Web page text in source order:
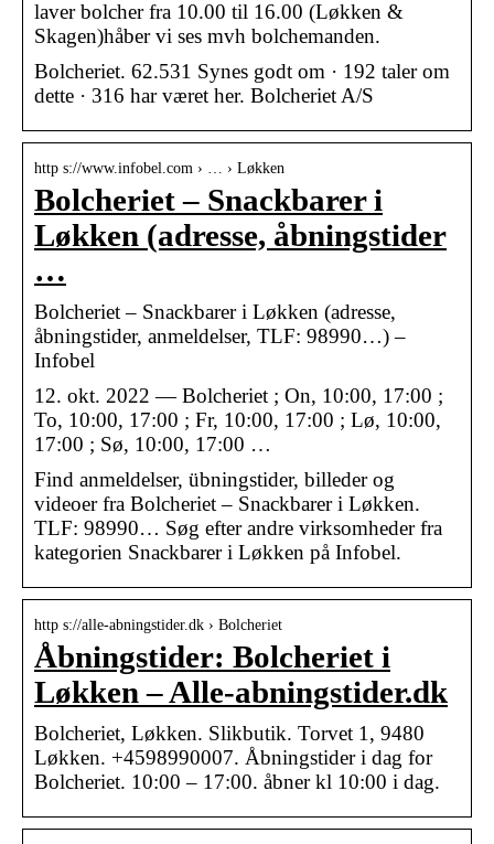
laver bolcher fra 10.00 til 16.00 (Løkken &
Skagen)håber vi ses mvh bolchemanden.
Bolcheriet. 62.531 Synes godt om · 192 taler om
dette · 316 har været her. Bolcheriet A/S
http s://www.infobel.com › … › Løkken
Bolcheriet – Snackbarer i
Løkken (adresse, åbningstider
…
Bolcheriet – Snackbarer i Løkken (adresse,
åbningstider, anmeldelser, TLF: 98990…) –
Infobel
12. okt. 2022 — Bolcheriet ; On, 10:00, 17:00 ;
To, 10:00, 17:00 ; Fr, 10:00, 17:00 ; Lø, 10:00,
17:00 ; Sø, 10:00, 17:00 …
Find anmeldelser, übningstider, billeder og
videoer fra Bolcheriet – Snackbarer i Løkken.
TLF: 98990… Søg efter andre virksomheder fra
kategorien Snackbarer i Løkken på Infobel.
http s://alle-abningstider.dk › Bolcheriet
Åbningstider: Bolcheriet i
Løkken – Alle-abningstider.dk
Bolcheriet, Løkken. Slikbutik. Torvet 1, 9480
Løkken. +4598990007. Åbningstider i dag for
Bolcheriet. 10:00 – 17:00. åbner kl 10:00 i dag.